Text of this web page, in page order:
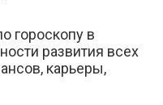
гороскопу в
развития всех
карьеры,